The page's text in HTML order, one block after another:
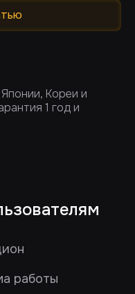
Кореи и
1 год и
работы